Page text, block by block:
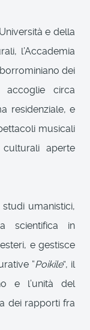
e della
l’Accademia
dei
accoglie circa
residenziale, e
musicali
aperte
studi umanistici,
scientifica in
e gestisce
“Poikile”, il
e l’unità del
dei rapporti fra